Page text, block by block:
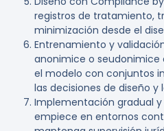
registros de tratamiento,
minimización desde el
Entrenamiento y
anonimice o seudonimice
el modelo con conjuntos
las decisiones de diseño
Implementación gradual
empiece en entornos